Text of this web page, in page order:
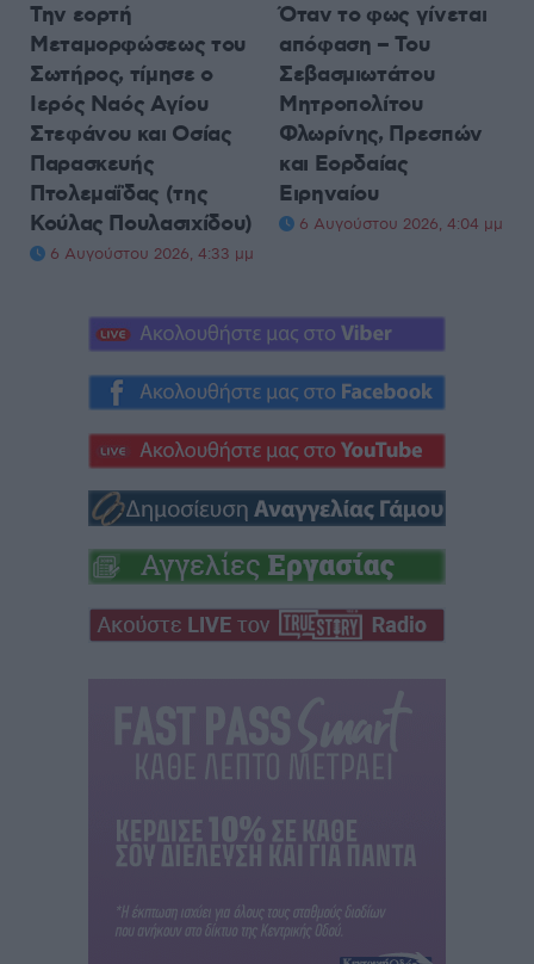
Την εορτή
Μεταμορφώσεως του
Σωτήρος, τίμησε ο
Ιερός Ναός Αγίου
Στεφάνου και Οσίας
Παρασκευής
Πτολεμαΐδας (της
Κούλας Πουλασιχίδου)
6 Αυγούστου 2026, 4:33 μμ
Όταν το φως γίνεται
απόφαση – Του
Σεβασμιωτάτου
Μητροπολίτου
Φλωρίνης, Πρεσπών
και Εορδαίας
Ειρηναίου
6 Αυγούστου 2026, 4:04 μμ